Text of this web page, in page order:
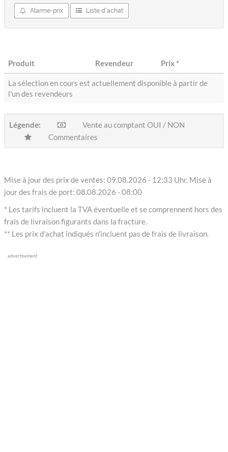
Alarme-prix Liste d'achat
Produit Revendeur Prix*
La sélection en cours est actuellement disponible à partir de
l'un des revendeurs
Légende:
Vente au comptant OUI / NON
Commentaires
Mise à jour des prix de ventes: 09.08.2026 - 12:33 Uhr, Mise à
jour des frais de port: 08.08.2026 - 08:00
* Les tarifs incluent la TVA éventuelle et se comprennent hors des
frais de livraison figurants dans la fracture.
** Les prix d'achat indiqués n'incluent pas de frais de livraison.
advertisement